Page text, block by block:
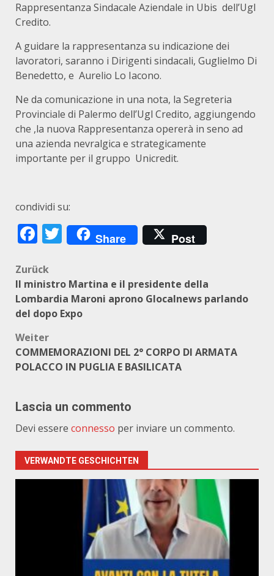
Rappresentanza Sindacale Aziendale in Ubis dell’Ugl
Credito.
A guidare la rappresentanza su indicazione dei
lavoratori, saranno i Dirigenti sindacali, Guglielmo Di
Benedetto, e Aurelio Lo Iacono.
Ne da comunicazione in una nota, la Segreteria
Provinciale di Palermo dell’Ugl Credito, aggiungendo
che ,la nuova Rappresentanza opererà in seno ad
una azienda nevralgica e strategicamente
importante per il gruppo Unicredit.
condividi su:
Facebook
Twitter
Share Post
Beitragsnavigation
Zurück
Il ministro Martina e il presidente della
Lombardia Maroni aprono Glocalnews parlando
del dopo Expo
Weiter
COMMEMORAZIONI DEL 2° CORPO DI ARMATA
POLACCO IN PUGLIA E BASILICATA
Lascia un commento
Devi essere connesso per inviare un commento.
VERWANDTE GESCHICHTEN